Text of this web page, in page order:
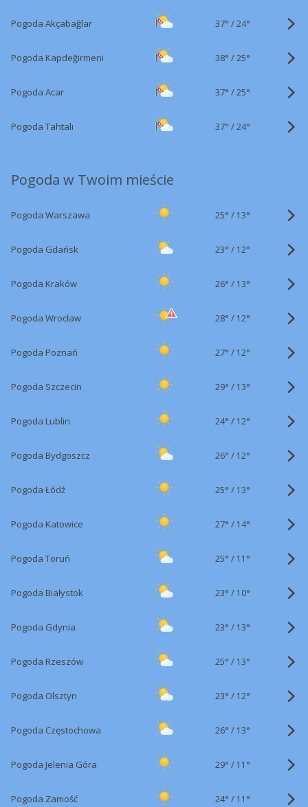
Pogoda Akçabağlar 37° /24°
Pogoda Kapdeğirmeni 38° /25°
Pogoda Acar 37° /25°
Pogoda Tahtalı 37° /24°
Pogoda w Twoim mieście
Pogoda Warszawa 25° / 13°
Pogoda Gdańsk 23° / 12°
Pogoda Kraków 26° / 13°
Pogoda Wrocław 28° / 12°
Pogoda Poznań 27° / 12°
Pogoda Szczecin 29° / 13°
Pogoda Lublin 24° / 12°
Pogoda Bydgoszcz 26° / 12°
Pogoda Łódź 25° / 13°
Pogoda Katowice 27° / 14°
Pogoda Toruń 25° / 11°
Pogoda Białystok 23° / 10°
Pogoda Gdynia 23° / 13°
Pogoda Rzeszów 25° / 13°
Pogoda Olsztyn 23° / 12°
Pogoda Częstochowa 26° / 13°
Pogoda Jelenia Góra 29° / 11°
Pogoda Zamość 24° / 11°